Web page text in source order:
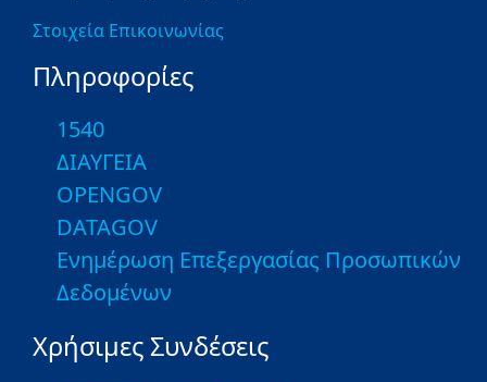
Στοιχεία Επικοινωνίας
Πληροφορίες
1540
ΔΙΑΥΓΕΙΑ
OPENGOV
DATAGOV
Ενημέρωση Επεξεργασίας Προσωπικών
Δεδομένων
Χρήσιμες Συνδέσεις